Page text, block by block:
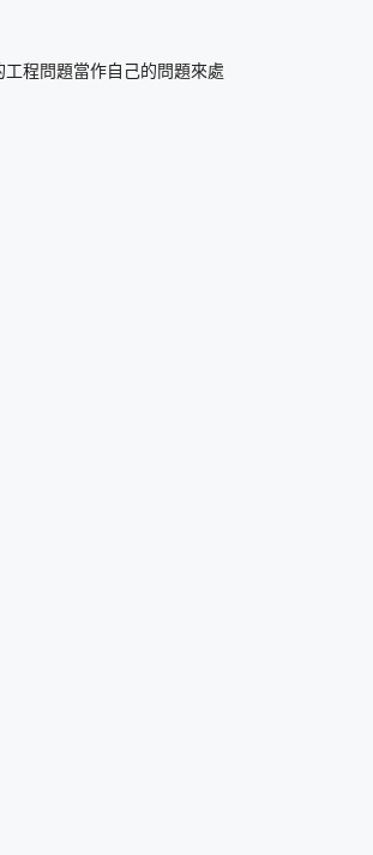
程問題當作自己的問題來處